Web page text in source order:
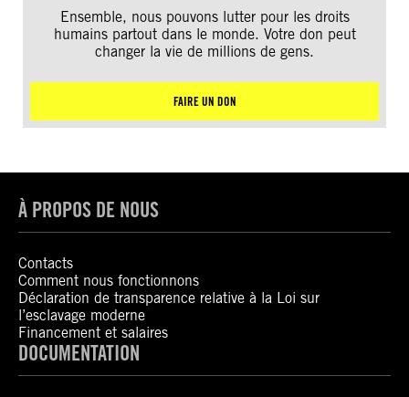
Ensemble, nous pouvons lutter pour les droits
humains partout dans le monde. Votre don peut
changer la vie de millions de gens.
FAIRE UN DON
À PROPOS DE NOUS
Contacts
Comment nous fonctionnons
Déclaration de transparence relative à la Loi sur
l’esclavage moderne
Financement et salaires
DOCUMENTATION